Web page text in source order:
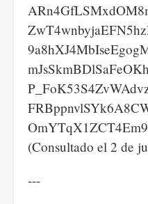
(Consultado el 2 de
---